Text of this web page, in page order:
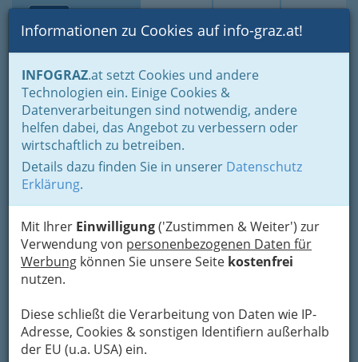
Suche Login Toggle
Informationen zu Cookies auf info-graz.at!
INFOGRAZ.at setzt Cookies und andere
Technologien ein. Einige Cookies &
Datenverarbeitungen sind notwendig, andere
helfen dabei, das Angebot zu verbessern oder
wirtschaftlich zu betreiben.
Details dazu finden Sie in unserer Datenschutz
Erklärung.
Mit Ihrer Einwilligung('Zustimmen & Weiter') zur
Verwendung von personenbezogenen Daten für
Werbung können Sie unsere Seite kostenfrei
nutzen.
Diese schließt die Verarbeitung von Daten wie IP-
Adresse, Cookies & sonstigen Identifiern außerhalb
der EU (u.a. USA) ein.
Home Branchen Bildung & Weiterbildung
Neue Mittelschulen in Graz
und Umgebung
Neue Mittelschule Sankt Andrä
Kernstockgasse 1, 8020 Graz
+43 316 872 6905
+43 316 872 6906
Webseite
E-Mail
Karte & Routenplaner
Eintrag ändern
Kategorien